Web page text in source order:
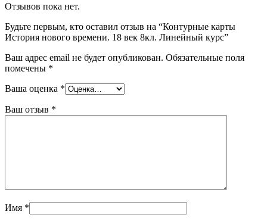
Отзывов пока нет.
Будьте первым, кто оставил отзыв на “Контурные карты
История нового времени. 18 век 8кл. Линейный курс”
Ваш адрес email не будет опубликован. Обязательные поля
помечены *
Ваша оценка *
Ваш отзыв *
Имя *